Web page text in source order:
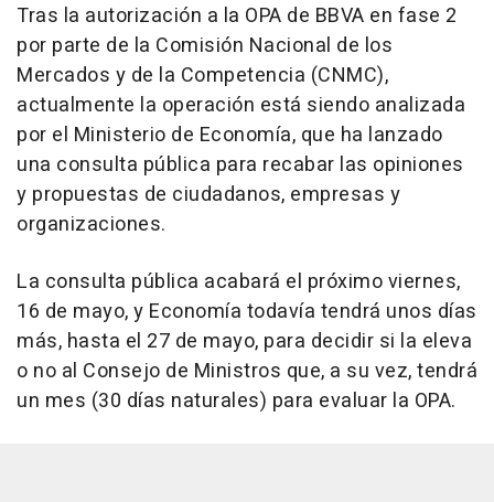
Tras la autorización a la OPA de BBVA en fase 2
por parte de la Comisión Nacional de los
Mercados y de la Competencia (CNMC),
actualmente la operación está siendo analizada
por el Ministerio de Economía, que ha lanzado
una consulta pública para recabar las opiniones
y propuestas de ciudadanos, empresas y
organizaciones.
La consulta pública acabará el próximo viernes,
16 de mayo, y Economía todavía tendrá unos días
más, hasta el 27 de mayo, para decidir si la eleva
o no al Consejo de Ministros que, a su vez, tendrá
un mes (30 días naturales) para evaluar la OPA.